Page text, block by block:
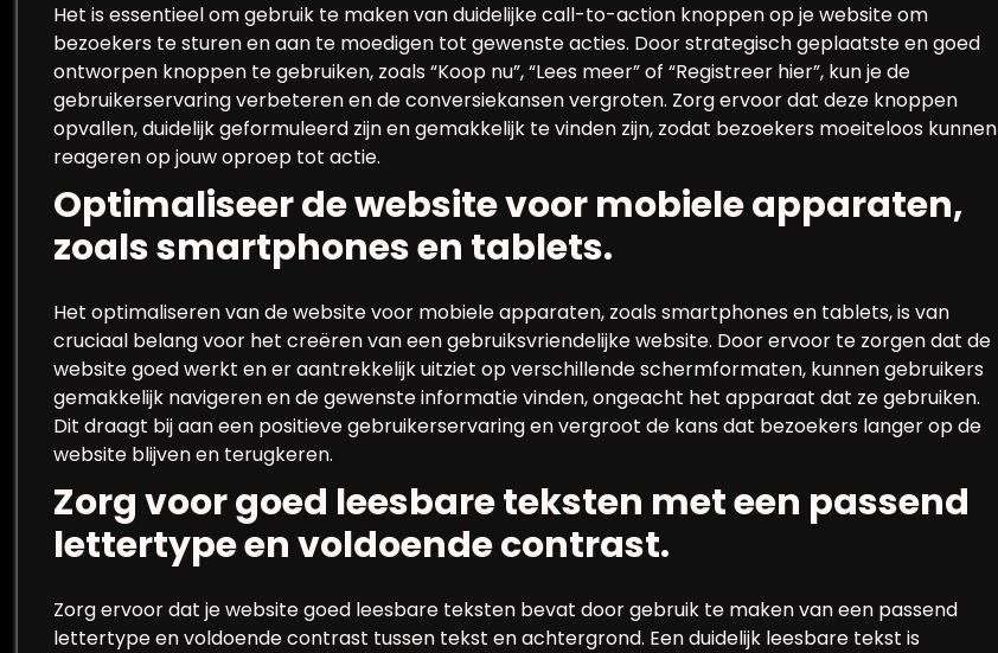
Het is essentieel om gebruik te maken van duidelijke call-to-action knoppen op je website om
bezoekers te sturen en aan te moedigen tot gewenste acties. Door strategisch geplaatste en goed
ontworpen knoppen te gebruiken, zoals “Koop nu”, “Lees meer” of “Registreer hier”, kun je de
gebruikerservaring verbeteren en de conversiekansen vergroten. Zorg ervoor dat deze knoppen
opvallen, duidelijk geformuleerd zijn en gemakkelijk te vinden zijn, zodat bezoekers moeiteloos kunnen
reageren op jouw oproep tot actie.
Optimaliseer de website voor mobiele apparaten,
zoals smartphones en tablets.
Het optimaliseren van de website voor mobiele apparaten, zoals smartphones en tablets, is van
cruciaal belang voor het creëren van een gebruiksvriendelijke website. Door ervoor te zorgen dat de
website goed werkt en er aantrekkelijk uitziet op verschillende schermformaten, kunnen gebruikers
gemakkelijk navigeren en de gewenste informatie vinden, ongeacht het apparaat dat ze gebruiken.
Dit draagt bij aan een positieve gebruikerservaring en vergroot de kans dat bezoekers langer op de
website blijven en terugkeren.
Zorg voor goed leesbare teksten met een passend
lettertype en voldoende contrast.
Zorg ervoor dat je website goed leesbare teksten bevat door gebruik te maken van een passend
lettertype en voldoende contrast tussen tekst en achtergrond. Een duidelijk leesbare tekst is